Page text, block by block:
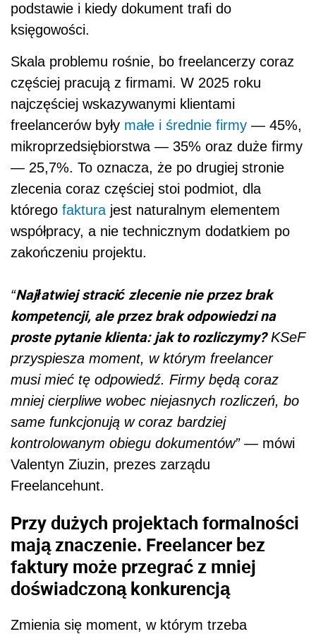
podstawie i kiedy dokument trafi do
księgowości.
Skala problemu rośnie, bo freelancerzy coraz
częściej pracują z firmami. W 2025 roku
najczęściej wskazywanymi klientami
freelancerów były małe i średnie firmy — 45%,
mikroprzedsiębiorstwa — 35% oraz duże firmy
— 25,7%. To oznacza, że po drugiej stronie
zlecenia coraz częściej stoi podmiot, dla
którego faktura jest naturalnym elementem
współpracy, a nie technicznym dodatkiem po
zakończeniu projektu.
“Najłatwiej stracić zlecenie nie przez brak
kompetencji, ale przez brak odpowiedzi na
proste pytanie klienta: jak to rozliczymy?KSeF
przyspiesza moment, w którym freelancer
musi mieć tę odpowiedź. Firmy będą coraz
mniej cierpliwe wobec niejasnych rozliczeń, bo
same funkcjonują w coraz bardziej
kontrolowanym obiegu dokumentów”— mówi
Valentyn Ziuzin, prezes zarządu
Freelancehunt.
Przy dużych projektach formalności
mają znaczenie. Freelancer bez
faktury może przegrać z mniej
doświadczoną konkurencją
Zmienia się moment, w którym trzeba